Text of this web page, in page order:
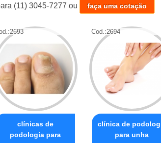
(11) 3045-7277 ou faça uma cotação
2693
clínicas de
podologia para
Cod.:2694
clínica de
para unha